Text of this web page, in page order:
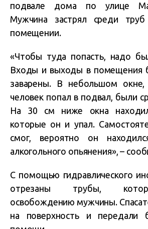
подвале дома по улице
Мужчина застрял среди
помещении.
«Чтобы туда попасть, надо
Входы и выходы в помещения
заварены. В небольшом окне,
человек попал в подвал, были
На 30 см ниже окна
которые он и упал.
смог, вероятно он
алкогольного опьянения», –
С помощью гидравлического
отрезаны трубы,
освобождению мужчины.
на поверхность и передали